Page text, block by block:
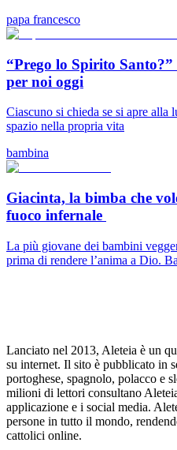
papa francesco
“Prego lo Spirito
per noi oggi
Ciascuno si chieda se si apre alla
spazio nella propria vita
bambina
Giacinta, la bimba che
fuoco infernale
La più giovane dei bambini
prima di rendere l’anima a Dio.
Lanciato nel 2013, Aleteia è un
su internet. Il sito è pubblicato in
portoghese, spagnolo, polacco e
milioni di lettori consultano
applicazione e i social media.
persone in tutto il mondo,
cattolici online.